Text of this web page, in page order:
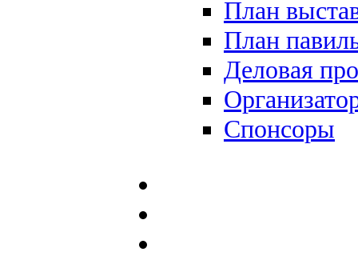
План
План
Деловая
Спонсоры